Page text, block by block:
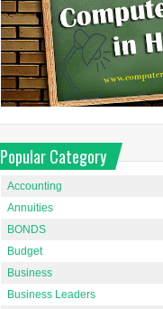
Popular Category
Accounting
Annuities
BONDS
Budget
Business
Business Leaders